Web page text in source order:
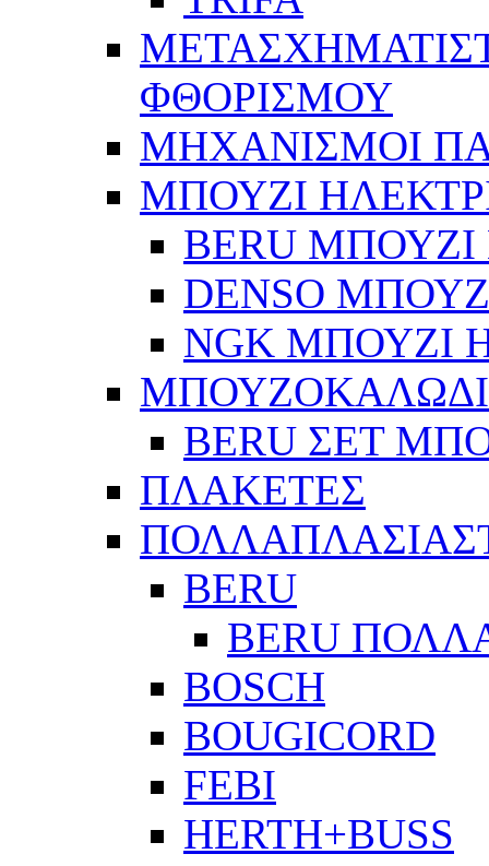
ΦΘΟΡΙΣΜΟΥ
ΜΗΧΑΝΙΣΜΟΙ
ΜΠΟΥΖΙ
BERU
DENSO
NGK ΜΠΟΥΖΙ
BERU ΣΕΤ
ΠΛΑΚΕΤΕΣ
BERU
BERU
BOSCH
BOUGICORD
FEBI
HERTH+BUSS